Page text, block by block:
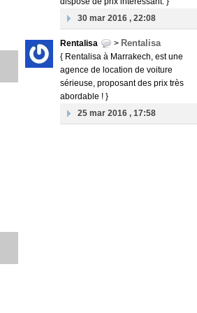
30 mar 2016 , 22:08
Rentalisa > Rentalisa
{ Rentalisa à Marrakech, est une
agence de location de voiture
sérieuse, proposant des prix très
abordable ! }
25 mar 2016 , 17:58